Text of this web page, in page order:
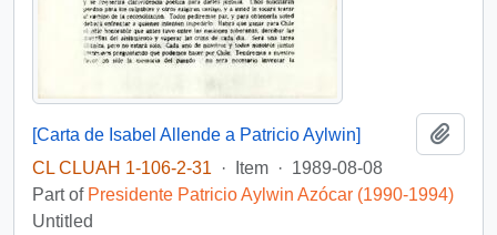
[Carta de Isabel Allende a Patricio Aylwin]
CL CLUAH 1-106-2-31
· Item · 1989-08-08
Part of Presidente Patricio Aylwin Azócar (1990-1994)
Untitled